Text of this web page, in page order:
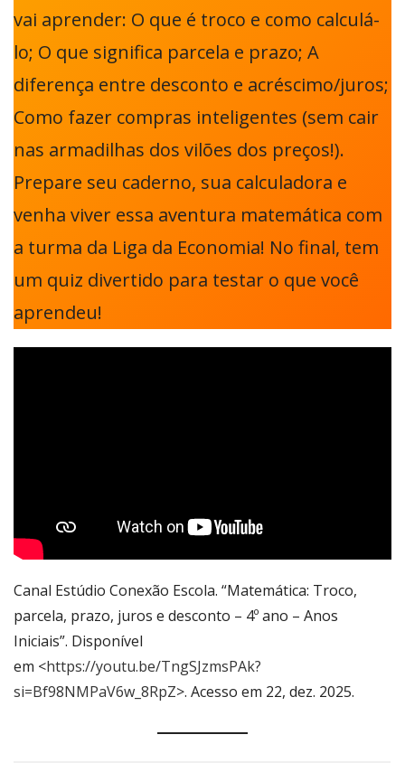
vai aprender: O que é troco e como calculá-
lo; O que significa parcela e prazo; A
diferença entre desconto e acréscimo/juros;
Como fazer compras inteligentes (sem cair
nas armadilhas dos vilões dos preços!).
Prepare seu caderno, sua calculadora e
venha viver essa aventura matemática com
a turma da Liga da Economia! No final, tem
um quiz divertido para testar o que você
aprendeu!
Canal Estúdio Conexão Escola. “Matemática: Troco,
parcela, prazo, juros e desconto – 4º ano – Anos
Iniciais”. Disponível
em <https://youtu.be/TngSJzmsPAk?
si=Bf98NMPaV6w_8RpZ>. Acesso em 22, dez. 2025.